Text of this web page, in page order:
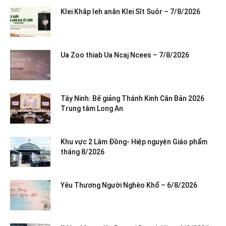
Klei Khăp leh anăn Klei Sĭt Suôr – 7/8/2026
Ua Zoo thiab Ua Ncaj Ncees – 7/8/2026
Tây Ninh: Bế giảng Thánh Kinh Căn Bản 2026
Trung tâm Long An
Khu vực 2 Lâm Đồng- Hiệp nguyện Giáo phẩm
tháng 8/2026
Yêu Thương Người Nghèo Khổ – 6/8/2026